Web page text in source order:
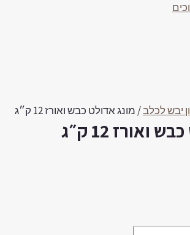
לכלב/ מונג אדולט כבש ואורז 12 ק״ג
12 ק״ג